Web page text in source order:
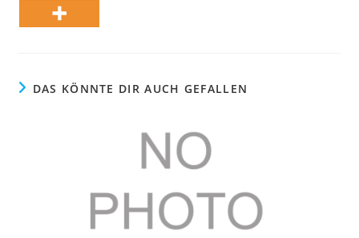
DAS KÖNNTE DIR AUCH GEFALLEN